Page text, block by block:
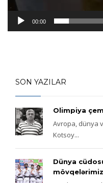
00:00
SON YAZILAR
Olimpiya
Avropa, dünya
Kotsoy...
Dünya